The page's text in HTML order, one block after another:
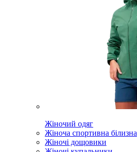
Жіночий одяг
Жіноча спортивна білизна
Жіночі дощовики